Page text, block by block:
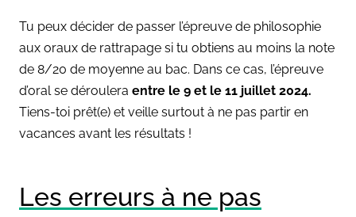
Tu peux décider de passer l’épreuve de philosophie
aux oraux de rattrapage si tu obtiens au moins la note
de 8/20 de moyenne au bac. Dans ce cas, l’épreuve
d’oral se déroulera entre le 9 et le 11 juillet 2024.
Tiens-toi prêt(e) et veille surtout à ne pas partir en
vacances avant les résultats !
Les erreurs à ne pas